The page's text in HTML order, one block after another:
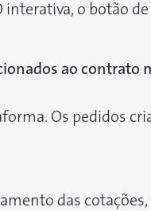
o botão de
ao contrato
Os pedidos
das cotações,